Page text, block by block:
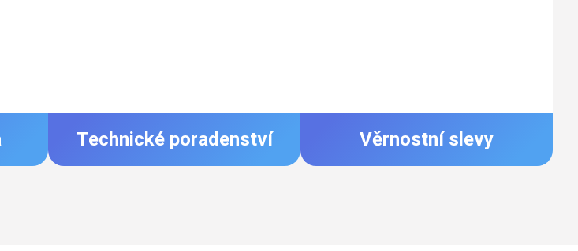
Technické poradenství Věrnostní slevy